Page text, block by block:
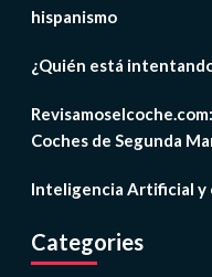
hispanismo
¿Quién está
Coches de Segunda
Inteligencia Artificial y
Categories